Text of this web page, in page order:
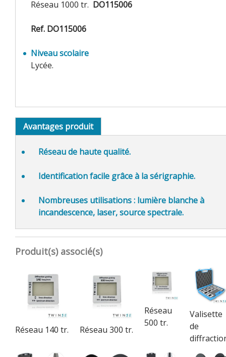
Réseau 1000 tr. DO115006
Ref. DO115006
Niveau scolaire
Lycée.
Avantages produit
Réseau de haute qualité.
Identification facile grâce à la sérigraphie.
Nombreuses utilisations : lumière blanche à
incandescence, laser, source spectrale.
Produit(s) associé(s)
Réseau 140 tr. Réseau 300 tr.
Réseau
500 tr.
Valisette
de